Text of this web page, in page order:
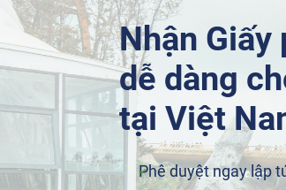
Nhận Giấy
dễ dàng
tại Việt
Phê duyệt ngay lập